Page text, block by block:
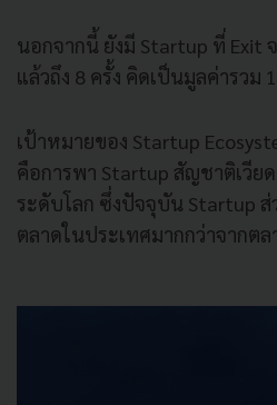
นอกจากนี้ ยังมี Startup ที่ Exit
แล้วถึง 8 ครั้ง คิดเป็นมูลค่ารวม
เป้าหมายของ Startup
คือการพา Startup สัญชาติเวีย
ระดับโลก ซึ่งปัจจุบัน Startup ส่
ตลาดในประเทศมากกว่าจากตล